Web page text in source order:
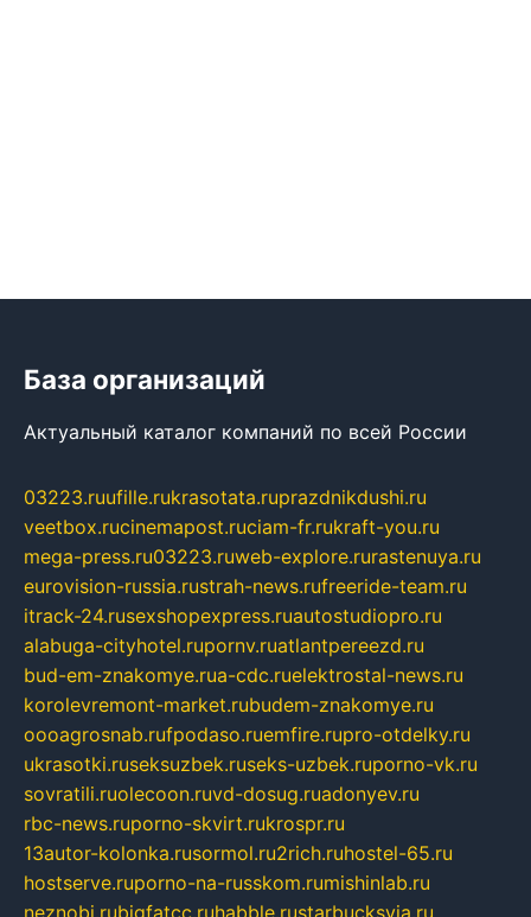
База организаций
Актуальный каталог компаний по всей России
03223.ruufille.rukrasotata.ruprazdnikdushi.ru
veetbox.rucinemapost.ruciam-fr.rukraft-you.ru
mega-press.ru03223.ruweb-explore.rurastenuya.ru
eurovision-russia.rustrah-news.rufreeride-team.ru
itrack-24.rusexshopexpress.ruautostudiopro.ru
alabuga-cityhotel.rupornv.ruatlantpereezd.ru
bud-em-znakomye.rua-cdc.ruelektrostal-news.ru
korolevremont-market.rubudem-znakomye.ru
oooagrosnab.rufpodaso.ruemfire.rupro-otdelky.ru
ukrasotki.ruseksuzbek.ruseks-uzbek.ruporno-vk.ru
sovratili.ruolecoon.ruvd-dosug.ruadonyev.ru
rbc-news.ruporno-skvirt.rukrospr.ru
13autor-kolonka.rusormol.ru2rich.ruhostel-65.ru
hostserve.ruporno-na-russkom.rumishinlab.ru
neznobi.rubigfatcc.ruhabble.rustarbucksvia.ru